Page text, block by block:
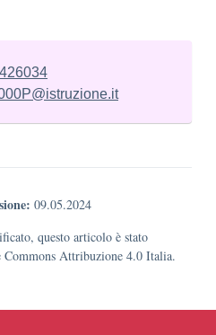
09.05.2024
questo articolo è stato
Attribuzione 4.0 Italia.